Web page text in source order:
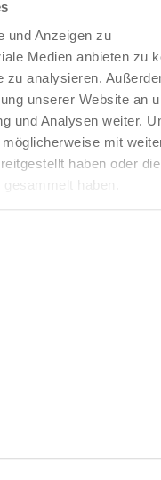
und Anzeigen zu
Medien anbieten zu
zu analysieren.
unserer Website an
und Analysen weiter.
mit
haben oder
haben.